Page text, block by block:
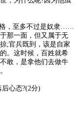
，至多不过是奴隶……
那一面，但又属于无
;官兵既到，该是自家
。这时候，百姓就希
敢，是拿他们去做牛
心态?(2分)